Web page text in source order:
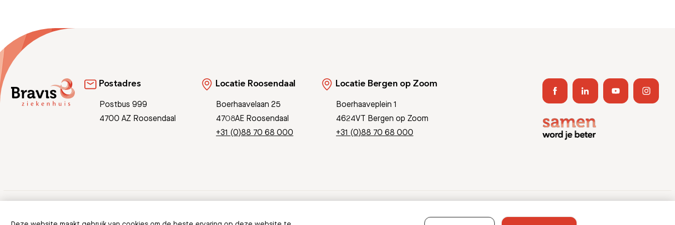
Postadres
Postbus 999
4700 AZ Roosendaal
Locatie Roosendaal
Boerhaavelaan 25
4708AE Roosendaal
+31 (0)88 70 68 000
Locatie Bergen op Zoom
Boerhaaveplein 1
4624VT Bergen op Zoom
+31 (0)88 70 68 000
© Copyright 2026 Bravis Patient Journey App Informatieveiligheid